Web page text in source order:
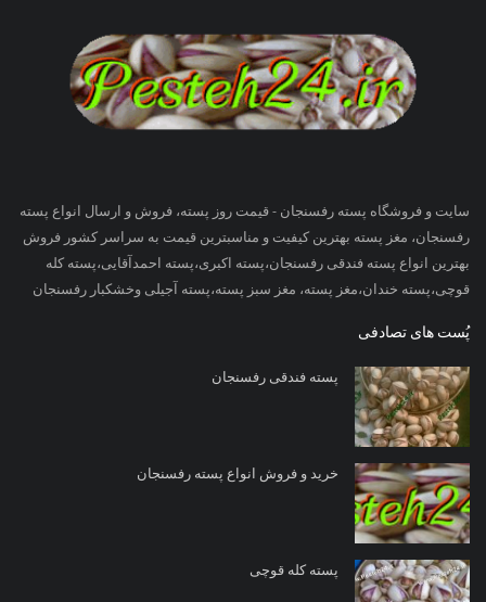
سایت و فروشگاه پسته رفسنجان - قیمت روز پسته، فروش و ارسال انواع پسته
رفسنجان، مغز پسته بهترین کیفیت و مناسبترین قیمت به سراسر کشور فروش
بهترین انواع پسته فندقی رفسنجان،پسته اکبری،پسته احمدآقایی،پسته کله
قوچی،پسته خندان،مغز پسته، مغز سبز پسته،پسته آجیلی وخشکبار رفسنجان
پُست های تصادفی
پسته فندقی رفسنجان
خرید و فروش انواع پسته رفسنجان
پسته کله قوچی